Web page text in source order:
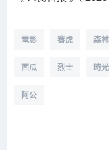
電影 賽虎 森林
西瓜 烈士 時光
阿公